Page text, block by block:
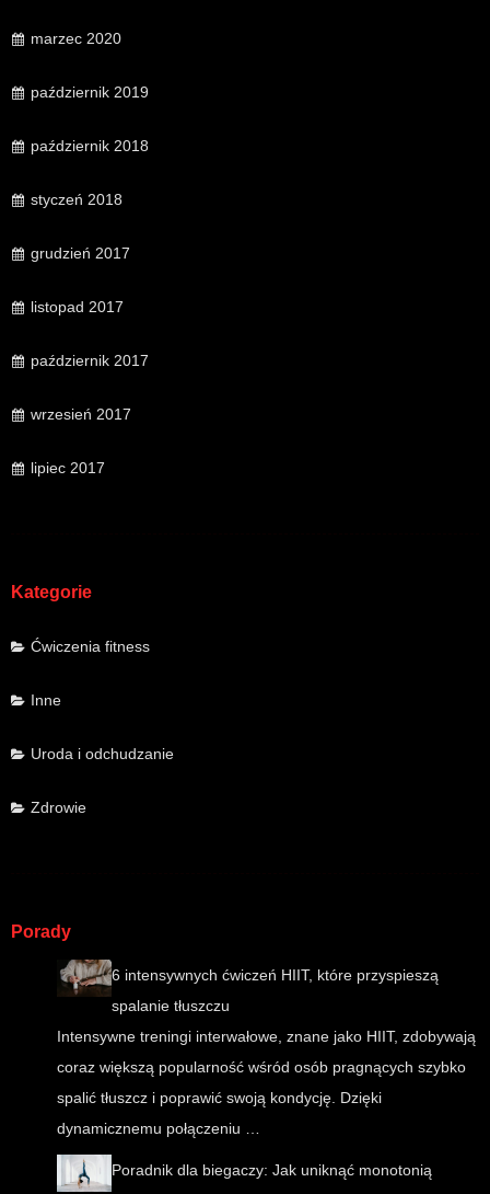
marzec 2020
październik 2019
październik 2018
styczeń 2018
grudzień 2017
listopad 2017
październik 2017
wrzesień 2017
lipiec 2017
Kategorie
Ćwiczenia fitness
Inne
Uroda i odchudzanie
Zdrowie
Porady
6 intensywnych ćwiczeń HIIT, które przyspieszą
spalanie tłuszczu
Intensywne treningi interwałowe, znane jako HIIT, zdobywają
coraz większą popularność wśród osób pragnących szybko
spalić tłuszcz i poprawić swoją kondycję. Dzięki
dynamicznemu połączeniu …
Poradnik dla biegaczy: Jak uniknąć monotonią